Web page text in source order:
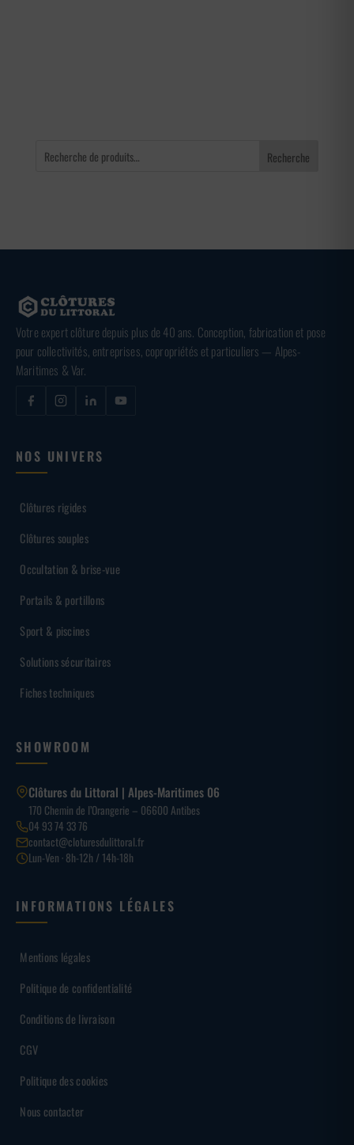
Recherche
Votre expert clôture depuis plus de 40 ans. Conception, fabrication et pose
pour collectivités, entreprises, copropriétés et particuliers — Alpes-
Maritimes & Var.
NOS UNIVERS
Clôtures rigides
Clôtures souples
Occultation & brise-vue
Portails & portillons
Sport & piscines
Solutions sécuritaires
Fiches techniques
SHOWROOM
Clôtures du Littoral | Alpes-Maritimes 06
170 Chemin de l’Orangerie – 06600 Antibes
04 93 74 33 76
contact@cloturesdulittoral.fr
Lun-Ven · 8h-12h / 14h-18h
INFORMATIONS LÉGALES
Mentions légales
Politique de confidentialité
Conditions de livraison
CGV
Politique des cookies
Nous contacter